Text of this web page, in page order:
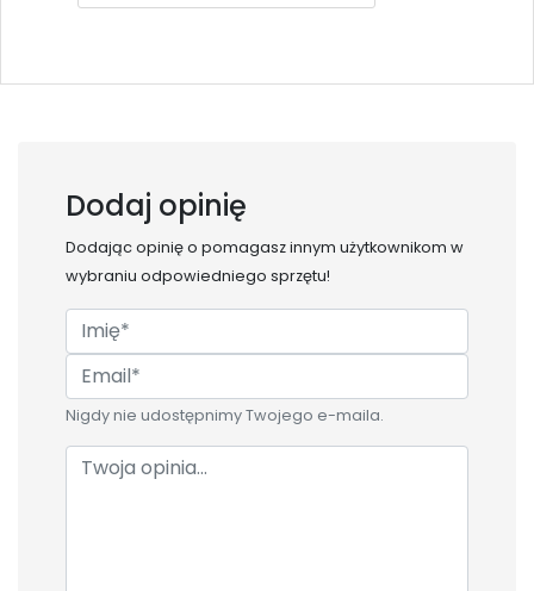
Dodaj opinię
Dodając opinię o pomagasz innym użytkownikom w
wybraniu odpowiedniego sprzętu!
Nigdy nie udostępnimy Twojego e-maila.